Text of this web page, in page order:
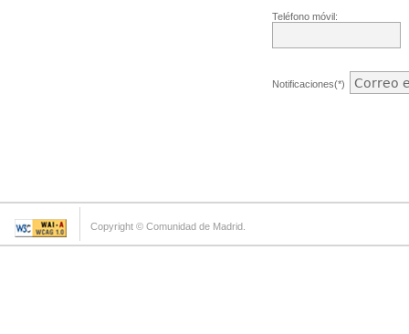
Teléfono móvil:
Notificaciones(*)
Copyright © Comunidad de Madrid.